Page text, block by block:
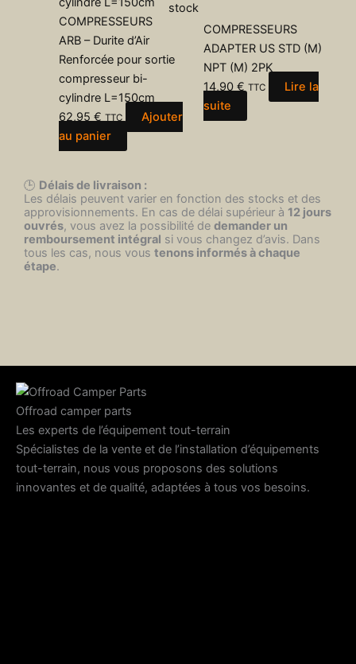
COMPRESSEURS
ARB – Durite d’Air
Renforcée pour sortie
compresseur bi-
cylindre L=150cm
62,95 € TTC
Ajouter
au panier
stock
COMPRESSEURS
ADAPTER US STD (M)
NPT (M) 2PK
14,90 € TTC
Lire la
suite
🕒 Délais de livraison :
Les délais peuvent varier en fonction des stocks et des
approvisionnements. En cas de délai supérieur à 12 jours
ouvrés, vous avez la possibilité de demander un
remboursement intégral si vous changez d’avis. Dans
tous les cas, nous vous tenons informés à chaque
étape.
Offroad camper parts
Les experts de l’équipement tout-terrain
Spécialistes de la vente et de l’installation d’équipements
tout-terrain, nous vous proposons des solutions
innovantes et de qualité, adaptées à tous vos besoins.